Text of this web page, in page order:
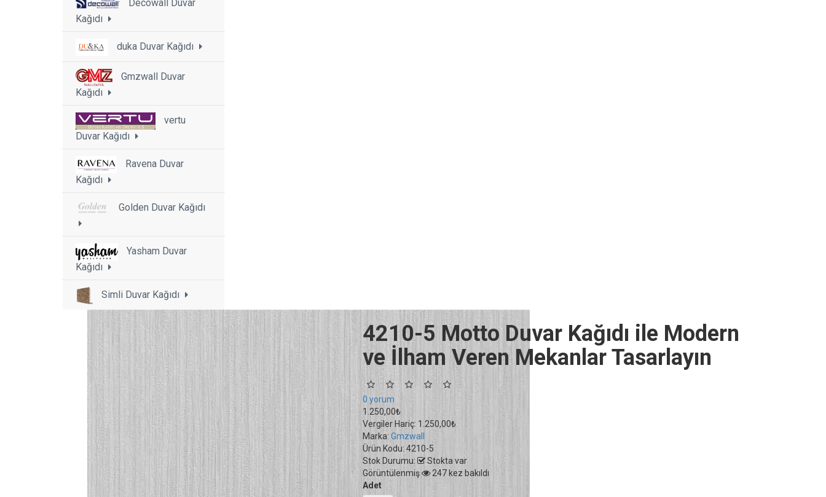
Decowall Duvar
Kağıdı
duka Duvar Kağıdı
Gmzwall Duvar
Kağıdı
vertu
Duvar Kağıdı
Ravena Duvar
Kağıdı
Golden Duvar Kağıdı
Yasham Duvar
Kağıdı
Simli Duvar Kağıdı
4210-5 Motto Duvar Kağıdı ile Modern
ve İlham Veren Mekanlar Tasarlayın
0 yorum
1.250,00₺
Vergiler Hariç: 1.250,00₺
Marka: Gmzwall
Ürün Kodu:4210-5
Stok Durumu:
Stokta var
Görüntülenmiş
247 kez bakıldı
Adet